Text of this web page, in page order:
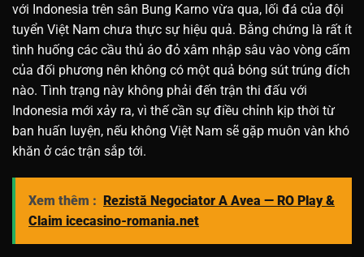
với Indonesia trên sân Bung Karno vừa qua, lối đá của đội
tuyển Việt Nam chưa thực sự hiệu quả. Bằng chứng là rất ít
tình huống các cầu thủ áo đỏ xâm nhập sâu vào vòng cấm
của đối phương nên không có một quả bóng sút trúng đích
nào. Tình trạng này không phải đến trận thi đấu với
Indonesia mới xảy ra, vì thế cần sự điều chỉnh kịp thời từ
ban huấn luyện, nếu không Việt Nam sẽ gặp muôn vàn khó
khăn ở các trận sắp tới.
Xem thêm :
Rezistă Negociator A Avea — RO Play &
Claim icecasino-romania.net